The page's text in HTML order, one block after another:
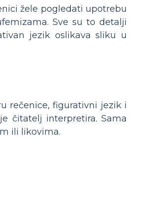
žele pogledati upotrebu
Sve su to detalji
jezik oslikava sliku u
rečenice, figurativni jezik i
čitatelj interpretira. Sama
ili likovima.